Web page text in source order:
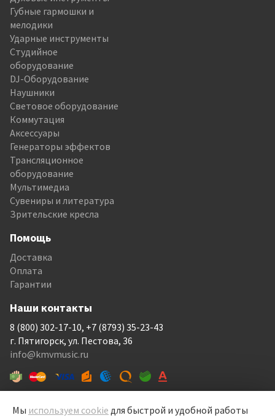
Губные гармошки и
мелодики
Ударные инструменты
Студийное
оборудование
DJ-Оборудование
Наушники
Световое оборудование
Коммутация
Аксессуары
Генераторы эффектов
Трансляционное
оборудование
Мультимедиа
Сувениры и литература
Зрительские кресла
Помощь
Доставка
Оплата
Гарантии
Наши контакты
8 (800) 302-17-10, +7 (8793) 35-23-43
г. Пятигорск, ул. Пестова, 36
info@kmvmusic.ru
Мы используем cookie для быстрой и удобной работы